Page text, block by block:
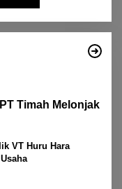
Timah Melonjak
VT Huru Hara